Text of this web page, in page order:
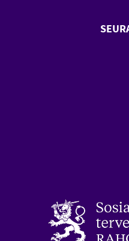
keskusliitto (avautuu